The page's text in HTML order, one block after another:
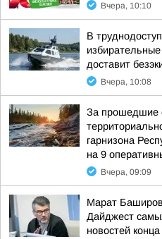
Вчера, 10:10
В
доставит
Вчера, 10:08
За прошедшие
гарнизона
на 9
Вчера, 09:09
Марат
Дайджест
новостей